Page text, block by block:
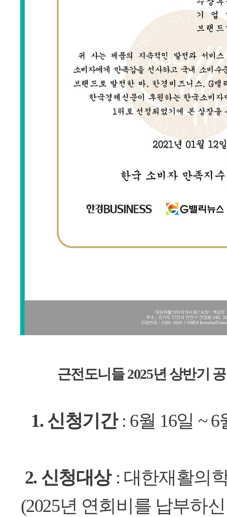
근전도니들 2025년 상반기
1. 신청기간 : 6월 16일 ~
2. 신청대상 : 대한재활의
(2025년 연회비를 납부하